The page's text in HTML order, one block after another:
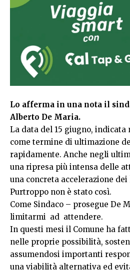
Lo afferma in una nota il
Alberto De Maria.
La data del 15 giugno,
come termine di ultimazione
rapidamente. Anche negli
una ripresa più intensa delle
una concreta accelerazione dei
Purtroppo non è stato così.
Come Sindaco – prosegue De
limitarmi ad attendere.
In questi mesi il Comune ha
nelle proprie possibilità,
assumendosi importanti
una viabilità alternativa ed